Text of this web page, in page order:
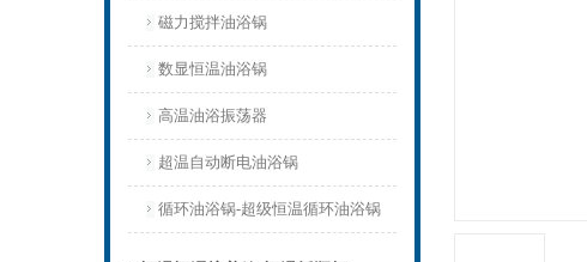
磁力搅拌油浴锅
数显恒温油浴锅
高温油浴振荡器
超温自动断电油浴锅
循环油浴锅-超级恒温循环油浴锅